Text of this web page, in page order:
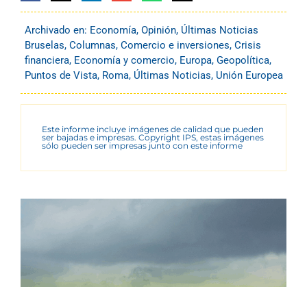
Archivado en: Economía, Opinión, Últimas Noticias
Bruselas, Columnas, Comercio e inversiones, Crisis
financiera, Economía y comercio, Europa, Geopolítica,
Puntos de Vista, Roma, Últimas Noticias, Unión Europea
Este informe incluye imágenes de calidad que pueden
ser bajadas e impresas. Copyright IPS, estas imágenes
sólo pueden ser impresas junto con este informe